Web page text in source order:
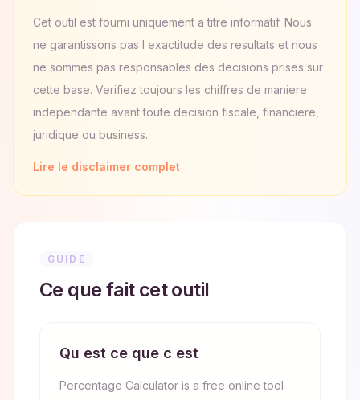
Cet outil est fourni uniquement a titre informatif. Nous
ne garantissons pas l exactitude des resultats et nous
ne sommes pas responsables des decisions prises sur
cette base. Verifiez toujours les chiffres de maniere
independante avant toute decision fiscale, financiere,
juridique ou business.
Lire le disclaimer complet
GUIDE
Ce que fait cet outil
Qu est ce que c est
Percentage Calculator is a free online tool